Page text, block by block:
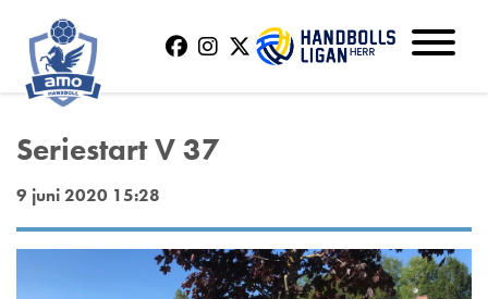
Seriestart V 37
9 juni 2020 15:28